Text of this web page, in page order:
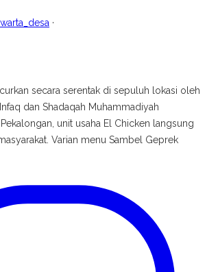
·
secara serentak di sepuluh lokasi oleh
dan Shadaqah Muhammadiyah
unit usaha El Chicken langsung
Varian menu Sambel Geprek